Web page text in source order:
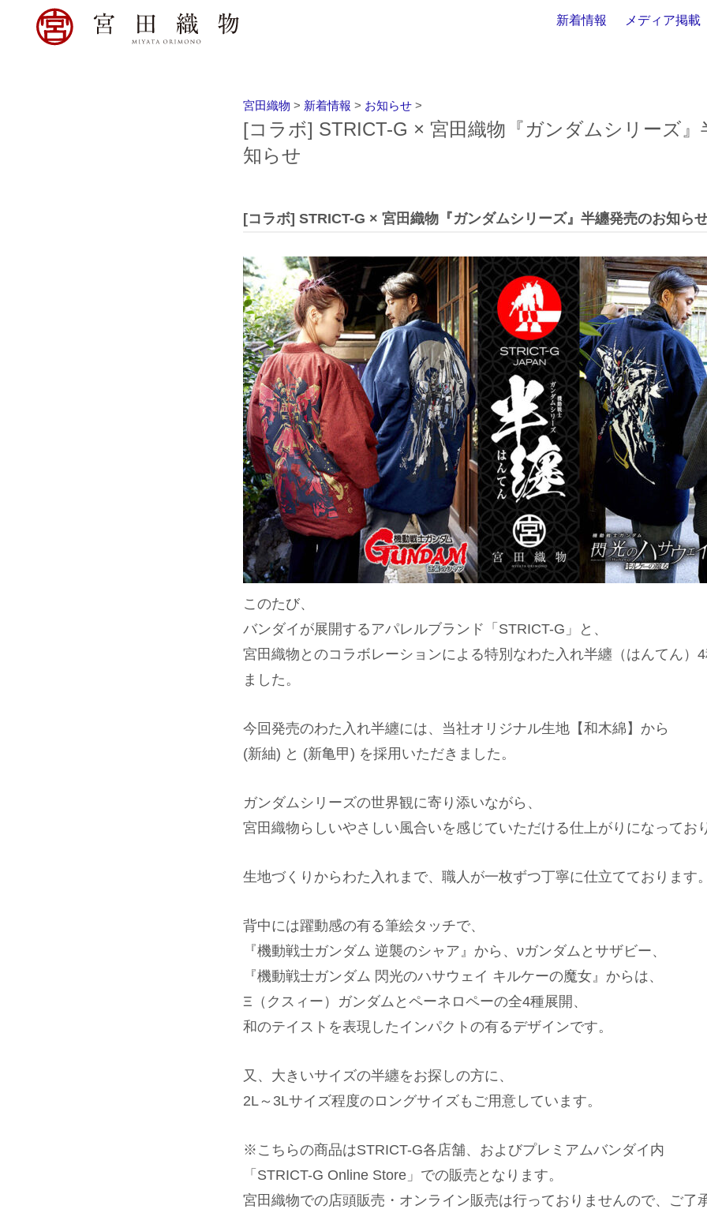
新着情報 メディア掲載
宮田織物 > 新着情報 > お知らせ >
[コラボ] STRICT-G × 宮田織物『ガンダムシリーズ』
知らせ
[コラボ] STRICT-G × 宮田織物『ガンダムシリーズ』半纏発売のお知ら
このたび、
バンダイが展開するアパレルブランド「STRICT-G」と、
宮田織物とのコラボレーションによる特別なわた入れ半纏（はんてん）
ました。
今回発売のわた入れ半纏には、当社オリジナル生地【和木綿】から
(新紬) と (新亀甲) を採用いただきました。
ガンダムシリーズの世界観に寄り添いながら、
宮田織物らしいやさしい風合いを感じていただける仕上がりになってお
生地づくりからわた入れまで、職人が一枚ずつ丁寧に仕立てております
背中には躍動感の有る筆絵タッチで、
『機動戦士ガンダム 逆襲のシャア』から、νガンダムとサザビー、
『機動戦士ガンダム 閃光のハサウェイ キルケーの魔女』からは、
Ξ（クスィー）ガンダムとペーネロペーの全4種展開、
和のテイストを表現したインパクトの有るデザインです。
又、大きいサイズの半纏をお探しの方に、
2L～3Lサイズ程度のロングサイズもご用意しています。
※こちらの商品はSTRICT-G各店舗、およびプレミアムバンダイ内
「STRICT-G Online Store」での販売となります。
宮田織物での店頭販売・オンライン販売は行っておりませんので、ご了